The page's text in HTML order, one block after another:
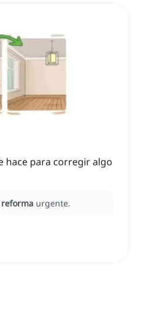
hace para corregir algo
reforma urgente.